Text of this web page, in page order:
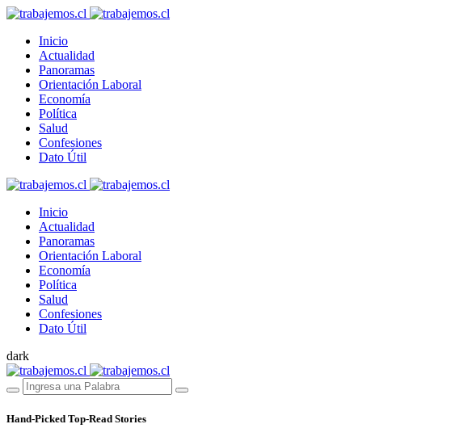
Inicio
Actualidad
Panoramas
Orientación Laboral
Economía
Política
Salud
Confesiones
Dato Útil
Inicio
Actualidad
Panoramas
Orientación Laboral
Economía
Política
Salud
Confesiones
Dato Útil
dark
Hand-Picked Top-Read Stories